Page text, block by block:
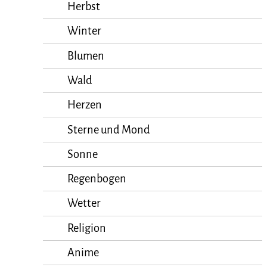
Herbst
Winter
Blumen
Wald
Herzen
Sterne und Mond
Sonne
Regenbogen
Wetter
Religion
Anime